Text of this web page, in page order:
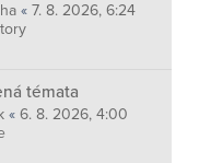
« 7. 8. 2026, 6:24
témata
« 6. 8. 2026, 4:00